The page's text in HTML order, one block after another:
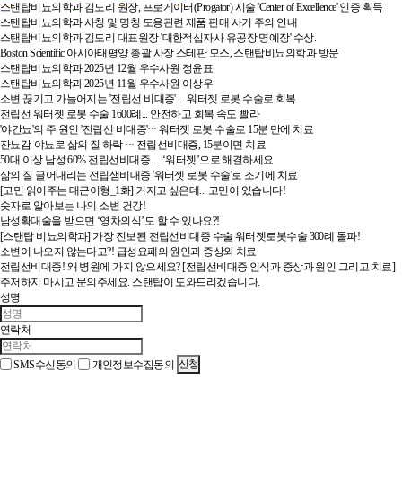
스탠탑비뇨의학과 김도리 원장, 프로게이터(Progator) 시술 'Center of Excellence' 인증 획득
스탠탑비뇨의학과 사칭 및 명칭 도용관련 제품 판매 사기 주의 안내
스탠탑비뇨의학과 김도리 대표원장 '대한적십자사 유공장 명예장' 수상.
Boston Scientific 아시아태평양 총괄 사장 스테판 모스, 스탠탑비뇨의학과 방문
스탠탑비뇨의학과 2025년 12월 우수사원 정윤표
스탠탑비뇨의학과 2025년 11월 우수사원 이상우
소변 끊기고 가늘어지는 '전립선 비대증' ... 워터젯 로봇 수술로 회복
전립선 워터젯 로봇 수술 1600례... 안전하고 회복 속도 빨라
'야간뇨'의 주 원인 '전립선 비대증'··· 워터젯 로봇 수술로 15분 만에 치료
잔뇨감-야뇨로 삶의 질 하락 ··· 전립선비대증, 15분이면 치료
50대 이상 남성 60% 전립선비대증… ‘워터젯’으로 해결하세요
삶의 질 끌어내리는 전립샘비대증 '워터젯 로봇 수술'로 조기에 치료
[고민 읽어주는 대근이형_1화] 커지고 싶은데... 고민이 있습니다!
숫자로 알아보는 나의 소변 건강!
남성확대술을 받으면 ‘영차의식’도 할 수 있나요?!
[스탠탑 비뇨의학과] 가장 진보된 전립선비대증 수술 워터젯로봇수술 300례 돌파!
소변이 나오지 않는다고?! 급성요폐의 원인과 증상와 치료
전립선비대증! 왜 병원에 가지 않으세요? [전립선비대증 인식과 증상과 원인 그리고 치료]
주저하지 마시고 문의주세요. 스탠탑이 도와드리겠습니다.
성명
연락처
SMS수신동의 개인정보수집동의
30m